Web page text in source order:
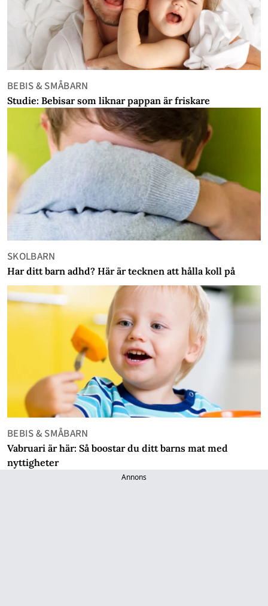
BEBIS & SMÅBARN
Studie: Bebisar som liknar pappan är friskare
SKOLBARN
Har ditt barn adhd? Här är tecknen att hålla koll på
BEBIS & SMÅBARN
Vabruari är här: Så boostar du ditt barns mat med
nyttigheter
Annons